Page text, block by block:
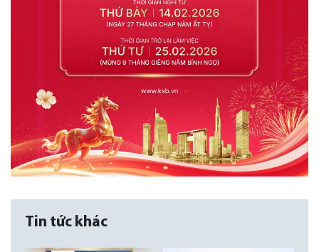
Tin tức khác